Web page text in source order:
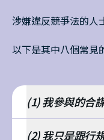
涉嫌違反競爭法的人
以下是其中八個常見
(1) 我參與的合
(2) 我只是跟行